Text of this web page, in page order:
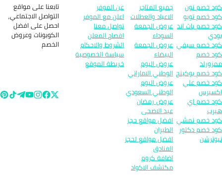
خصم نون
خصم تويو
خصم باث اند
خصم سيفي
خصم
خصم بوكينج
خصم علي
خصم اي
خصم نمشي
خصم دكتور
جميع المتاجر
الاعياد والعطلات
عروض الجمعة
السوداء
عروض الجمعة
البيضاء
عروض اليوم
الوطني الاماراتي
عروض اليوم
الوطني السعودي
عروض رمضان
عيد الاضحى
افضل مواقع حجز
الطيران
افضل مواقع لحجز
الفنادق
اضافة كروم
مكتشف الاكواد
عن الموفر
اعلن مع الموفر
تواصل معنا
افصاح المعلن
الشروط والاحكام
سياسة الخصوصية
خريطة الموقع
تابعنا على مواقع
التواصل الاجتماعي,
احصل على افضل
الكوبونات وعروض
الخصم